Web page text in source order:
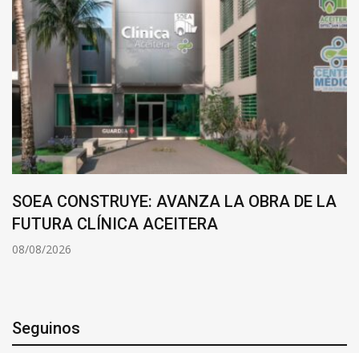
SOEA CONSTRUYE: AVANZA LA OBRA DE LA
FUTURA CLÍNICA ACEITERA
08/08/2026
Seguinos